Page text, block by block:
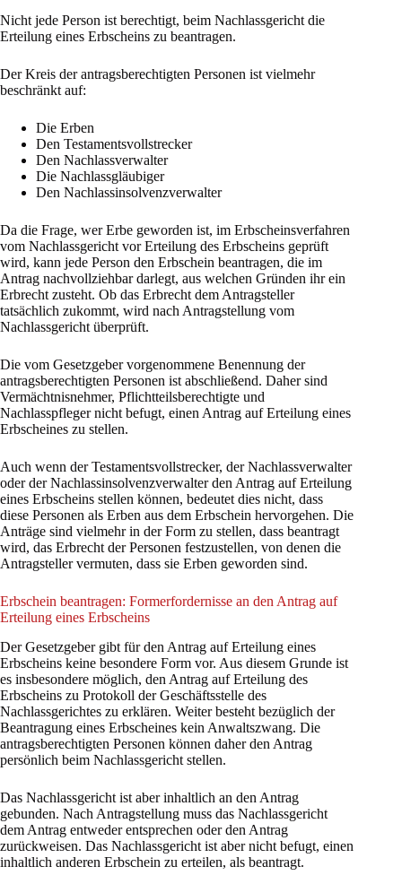
Nicht jede Person ist berechtigt, beim Nachlassgericht die
Erteilung eines Erbscheins zu beantragen.
Der Kreis der antragsberechtigten Personen ist vielmehr
beschränkt auf:
Die Erben
Den Testamentsvollstrecker
Den Nachlassverwalter
Die Nachlassgläubiger
Den Nachlassinsolvenzverwalter
Da die Frage, wer Erbe geworden ist, im Erbscheinsverfahren
vom Nachlassgericht vor Erteilung des Erbscheins geprüft
wird, kann jede Person den Erbschein beantragen, die im
Antrag nachvollziehbar darlegt, aus welchen Gründen ihr ein
Erbrecht zusteht. Ob das Erbrecht dem Antragsteller
tatsächlich zukommt, wird nach Antragstellung vom
Nachlassgericht überprüft.
Die vom Gesetzgeber vorgenommene Benennung der
antragsberechtigten Personen ist abschließend. Daher sind
Vermächtnisnehmer, Pflichtteilsberechtigte und
Nachlasspfleger nicht befugt, einen Antrag auf Erteilung eines
Erbscheines zu stellen.
Auch wenn der Testamentsvollstrecker, der Nachlassverwalter
oder der Nachlassinsolvenzverwalter den Antrag auf Erteilung
eines Erbscheins stellen können, bedeutet dies nicht, dass
diese Personen als Erben aus dem Erbschein hervorgehen. Die
Anträge sind vielmehr in der Form zu stellen, dass beantragt
wird, das Erbrecht der Personen festzustellen, von denen die
Antragsteller vermuten, dass sie Erben geworden sind.
Erbschein beantragen: Formerfordernisse an den Antrag auf
Erteilung eines Erbscheins
Der Gesetzgeber gibt für den Antrag auf Erteilung eines
Erbscheins keine besondere Form vor. Aus diesem Grunde ist
es insbesondere möglich, den Antrag auf Erteilung des
Erbscheins zu Protokoll der Geschäftsstelle des
Nachlassgerichtes zu erklären. Weiter besteht bezüglich der
Beantragung eines Erbscheines kein Anwaltszwang. Die
antragsberechtigten Personen können daher den Antrag
persönlich beim Nachlassgericht stellen.
Das Nachlassgericht ist aber inhaltlich an den Antrag
gebunden. Nach Antragstellung muss das Nachlassgericht
dem Antrag entweder entsprechen oder den Antrag
zurückweisen. Das Nachlassgericht ist aber nicht befugt, einen
inhaltlich anderen Erbschein zu erteilen, als beantragt.